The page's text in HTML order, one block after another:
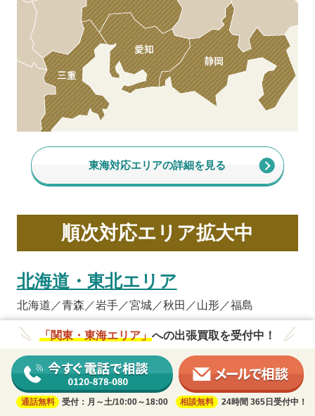
東海対応エリアの詳細を見る
順次対応エリア拡大中
北海道・東北エリア
北海道／青森／岩手／宮城／秋田／山形／福島
甲信越エリア
山梨／長野／新潟
北陸エリア
「関東・東海エリア」 への出張買取を受付中！
通話無料 受付：月～土/10:00～18:00 相談無料 24時間 365日受付中！